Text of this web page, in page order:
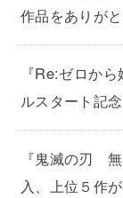
作品をありがと
『Re:ゼロか
ルスタート記
『鬼滅の刃
入、上位５作